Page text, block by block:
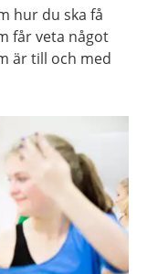
hur du ska få
får veta något
är till och med